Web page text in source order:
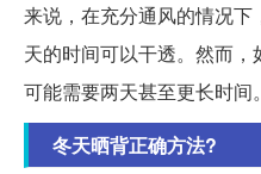
来说，在充分通风的情况
天的时间可以干透。然而，
可能需要两天甚至更长时间。
冬天晒背正确方法?